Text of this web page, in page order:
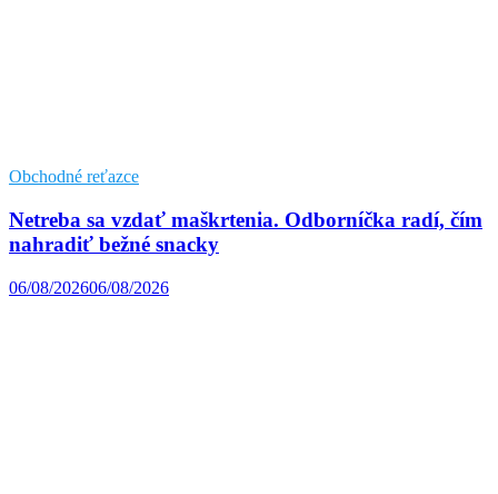
Obchodné reťazce
Netreba sa vzdať maškrtenia. Odborníčka radí, čím
nahradiť bežné snacky
06/08/202606/08/2026